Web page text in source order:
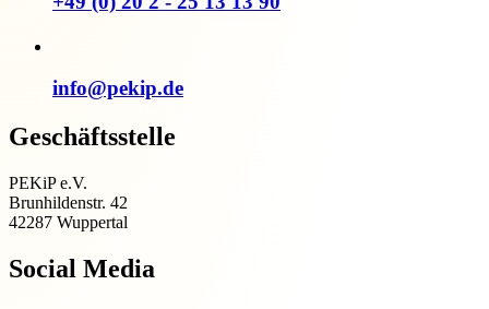
info@pekip.de
Geschäftsstelle
PEKiP e.V.
Brunhildenstr. 42
42287 Wuppertal
Social Media